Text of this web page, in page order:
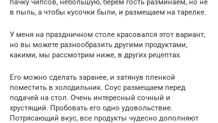
в пыль, а чтобы кусочки были, и размещаем на тарелке.
У меня на праздничном столе красовался этот вариант,
но вы можете разнообразить другими продуктами,
какими, мы рассмотрим ниже, в других рецептах.
Его можно сделать заранее, и затянув пленкой
поместить в холодильник. Соус размещаем перед
подачей на стол. Очень интересный сочный и
хрустящий. Пробовать его одно удовольствие.
Потрясающий вкус, все продукты чудесно дополняют